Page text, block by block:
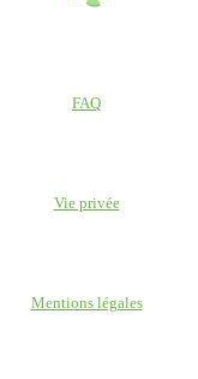
FAQ
Vie privée
Mentions légales